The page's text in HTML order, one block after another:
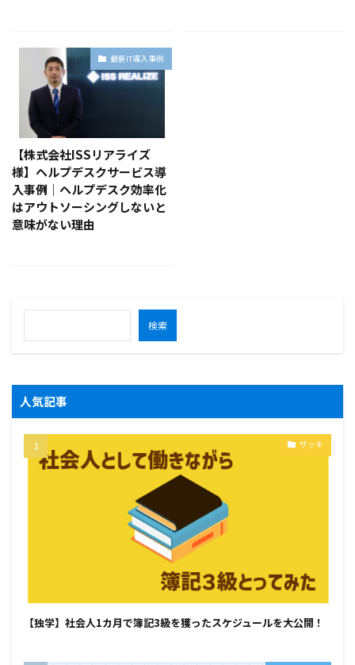
最新IT導入事例
【株式会社ISSリアライズ
様】ヘルプデスクサービス導
入事例｜ヘルプデスク効率化
はアウトソーシングしないと
意味がない理由
検索
人気記事
ザッキ
【独学】社会人1カ月で簿記3級を獲ったスケジュールを大公開！